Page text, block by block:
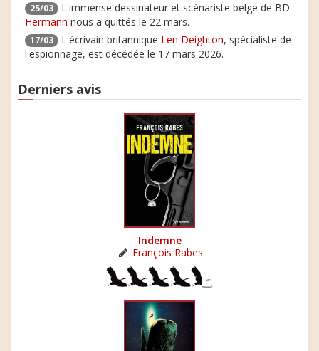
25/03
L'immense dessinateur et scénariste belge de BD
Hermann nous a quittés le 22 mars.
17/03 L'écrivain britannique Len Deighton, spécialiste de
l'espionnage, est décédée le 17 mars 2026.
Derniers avis
Indemne
François Rabes